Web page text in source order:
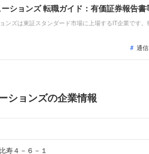
ションズ 転職ガイド：有価証券報告
ンズは東証スタンダード市場に上場するIT企業です。
通
ションズの企業情報
寿４－６－１